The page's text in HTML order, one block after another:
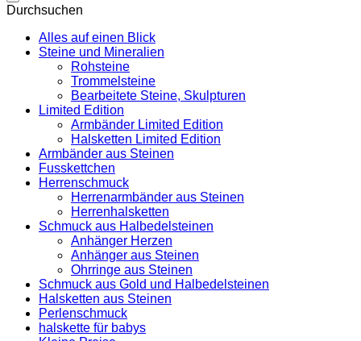
Durchsuchen
Alles auf einen Blick
Steine und Mineralien
Rohsteine
Trommelsteine
Bearbeitete Steine, Skulpturen
Limited Edition
Armbänder Limited Edition
Halsketten Limited Edition
Armbänder aus Steinen
Fusskettchen
Herrenschmuck
Herrenarmbänder aus Steinen
Herrenhalsketten
Schmuck aus Halbedelsteinen
Anhänger Herzen
Anhänger aus Steinen
Ohrringe aus Steinen
Schmuck aus Gold und Halbedelsteinen
Halsketten aus Steinen
Perlenschmuck
halskette für babys